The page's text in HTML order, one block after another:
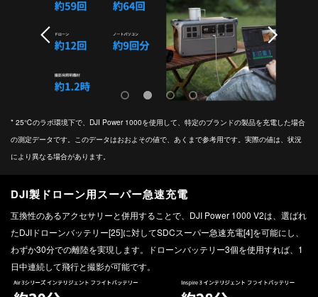
* 25℃のラボ環境下で、DJI Power 1000を使用して、特定のブランドの製品を充電した場合
の測定データです。このデータはおおよその値で、あくまで参考用です。実際の値は、状況
により異なる場合があります。
DJI製ドローン用スーパー急速充電
互換性のあるアクセサリーと併用することで、DJI Power 1000 V2は、選ばれ
たDJIドローンバッテリー[25]に対してSDCスーパー急速充電[4]を可能にし、
わずか30分での離陸を実現します。ドローンバッテリー3個を使用すれば、1
日中連続して飛行と撮影が可能です。